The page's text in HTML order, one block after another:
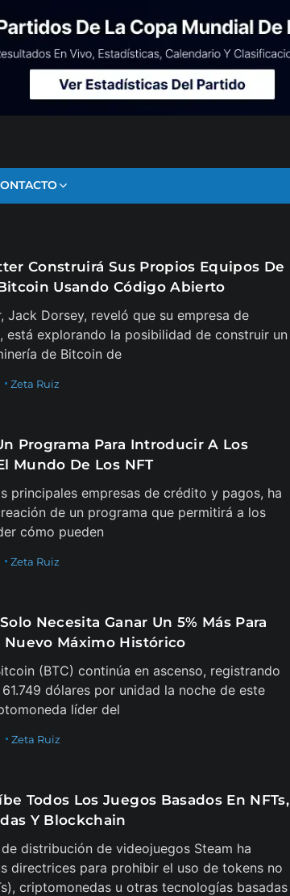
Construirá Sus Propios Equipos De
Usando Código Abierto
Jack Dorsey, reveló que su empresa de
está explorando la posibilidad de construir un
de Bitcoin de
Zeta Ruiz
Programa Para Introducir A Los
Mundo De Los NFT
principales empresas de crédito y pagos, ha
de un programa que permitirá a los
cómo pueden
Zeta Ruiz
Necesita Ganar Un 5% Más Para
Nuevo Máximo Histórico
(BTC) continúa en ascenso, registrando
dólares por unidad la noche de este
líder del
Zeta Ruiz
Todos Los Juegos Basados En NFTs,
Y Blockchain
distribución de videojuegos Steam ha
directrices para prohibir el uso de tokens no
criptomonedas u otras tecnologías basadas